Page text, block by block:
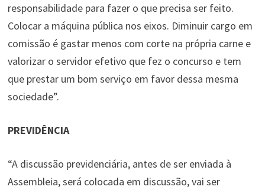
responsabilidade para fazer o que precisa ser feito.
Colocar a máquina pública nos eixos. Diminuir cargo em
comissão é gastar menos com corte na própria carne e
valorizar o servidor efetivo que fez o concurso e tem
que prestar um bom serviço em favor dessa mesma
sociedade”.
PREVIDÊNCIA
“A discussão previdenciária, antes de ser enviada à
Assembleia, será colocada em discussão, vai ser